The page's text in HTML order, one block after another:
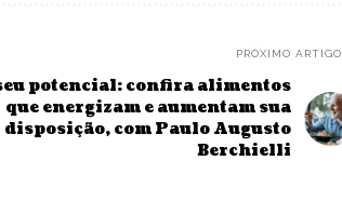
PRÓXIMO ARTIGO
potencial: confira alimentos
que energizam e aumentam sua
disposição, com Paulo Augusto
Berchielli